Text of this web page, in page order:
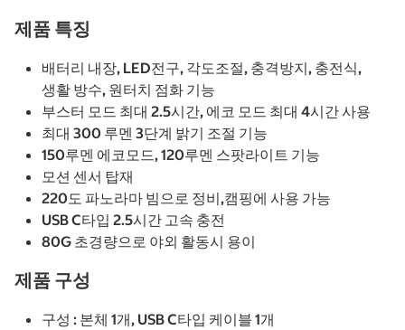
제품 특징
배터리 내장, LED전구, 각도조절, 충격방지, 충전식,
생활 방수, 원터치 점화 기능
부스터 모드 최대 2.5시간, 에코 모드 최대 4시간 사용
최대 300 루멘 3단계 밝기 조절 기능
150루멘 에코모드, 120루멘 스팟라이트 기능
모션 센서 탑재
220도 파노라마 빔으로 정비,캠핑에 사용 가능
USB C타입 2.5시간 고속 충전
80G 초경량으로 야외 활동시 용이
제품 구성
구성 : 본체 1개, USB C타입 케이블 1개